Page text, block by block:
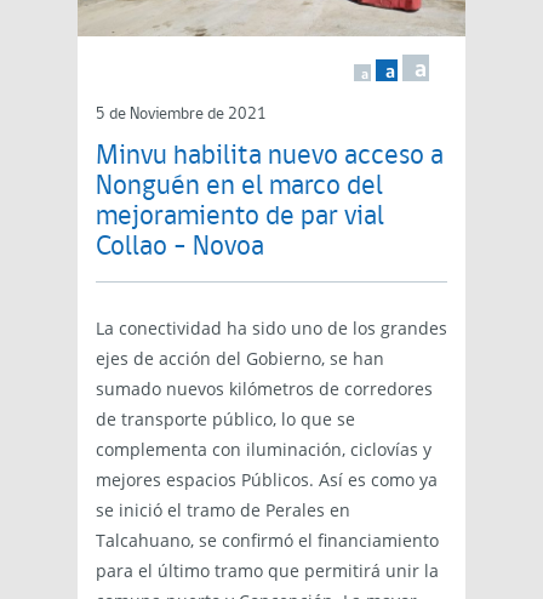
a a a
5 de Noviembre de 2021
Minvu habilita nuevo acceso a
Nonguén en el marco del
mejoramiento de par vial
Collao – Novoa
La conectividad ha sido uno de los grandes
ejes de acción del Gobierno, se han
sumado nuevos kilómetros de corredores
de transporte público, lo que se
complementa con iluminación, ciclovías y
mejores espacios Públicos. Así es como ya
se inició el tramo de Perales en
Talcahuano, se confirmó el financiamiento
para el último tramo que permitirá unir la